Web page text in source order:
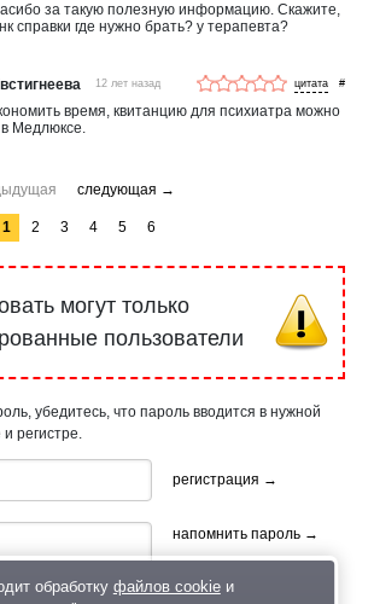
за такую полезную информацию. Скажите,
справки где нужно брать? у терапевта?
12 лет назад #
время, квитанцию для психиатра можно
Медлюксе.
1 2 3 4 5 6
могут только
пользователи
убедитесь, что пароль вводится в нужной
регистре.
регистрация →
напомнить пароль →
обработку файлов cookieи